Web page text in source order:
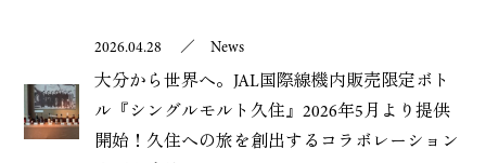
2026.04.28 ／ News
大分から世界へ。JAL国際線機内販売限定ボト
ル『シングルモルト久住』2026年5月より提供
開始！久住への旅を創出するコラボレーション